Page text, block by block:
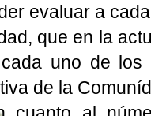
evaluar a
que en la
uno de los
de la